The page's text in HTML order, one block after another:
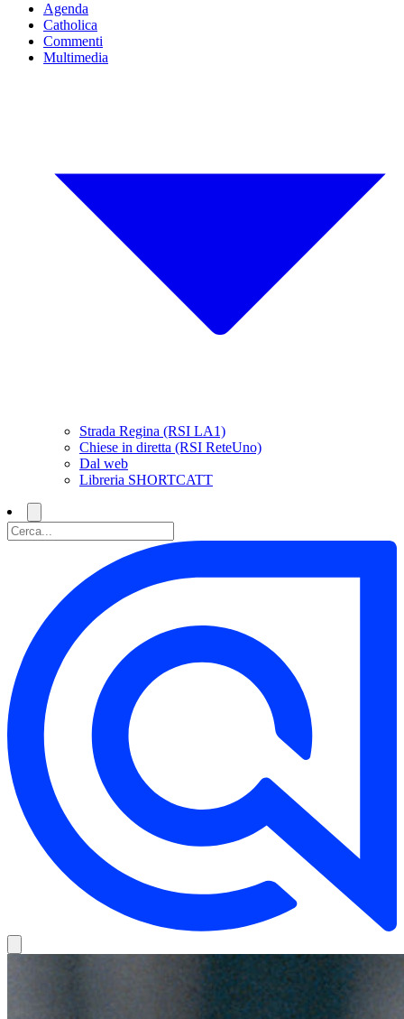
Agenda
Catholica
Commenti
Multimedia
Strada Regina (RSI LA1)
Chiese in diretta (RSI ReteUno)
Dal web
Libreria SHORTCATT